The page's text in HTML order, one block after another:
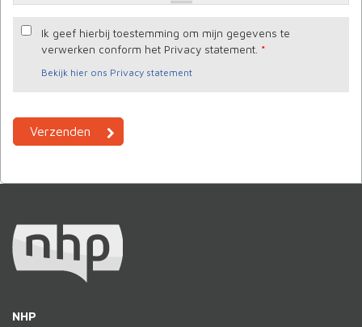
Ik geef hierbij toestemming om mijn gegevens te
verwerken conform het Privacy statement. *
Bekijk hier ons Privacy statement
NHP